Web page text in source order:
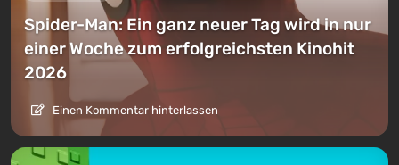
Spider-Man: Ein ganz neuer Tag wird in nur
einer Woche zum erfolgreichsten Kinohit
2026
Einen Kommentar hinterlassen